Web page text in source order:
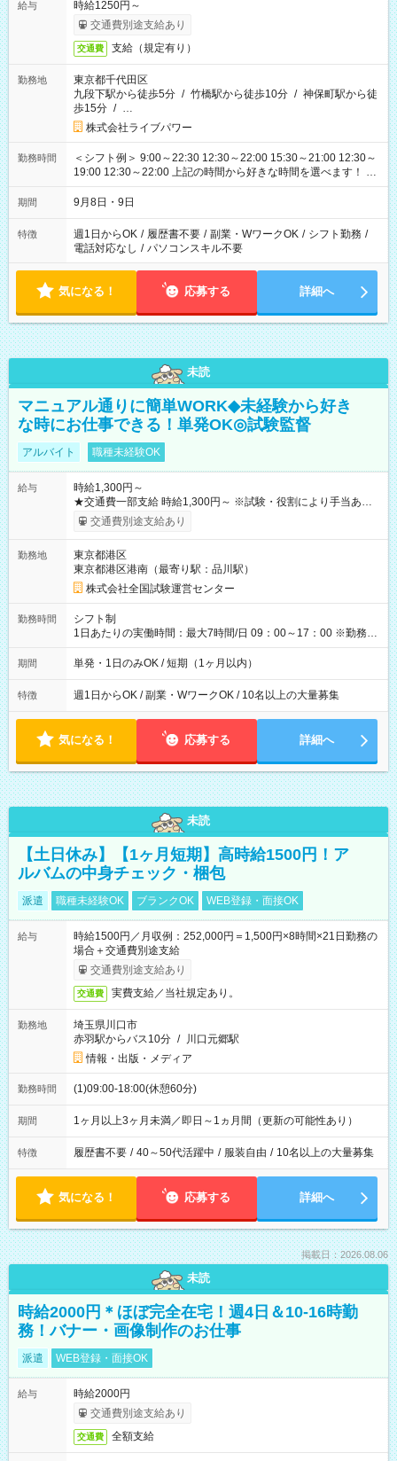
給与
時給1250円～
交通費別途支給あり
交通費 支給（規定有り）
勤務地
東京都千代田区
九段下駅から徒歩5分 / 竹橋駅から徒歩10分 / 神保町駅から徒
歩15分 / …
株式会社ライブパワー
勤務時間
＜シフト例＞ 9:00～22:30 12:30～22:00 15:30～21:00 12:30～
19:00 12:30～22:00 上記の時間から好きな時間を選べます！ ※
時間は変更となる可能性があります
期間 9月8日・9日
特徴 週1日からOK / 履歴書不要 / 副業・WワークOK / シフト勤務 /
電話対応なし / パソコンスキル不要
気になる！ 応募する 詳細へ
未読
マニュアル通りに簡単WORK◆未経験から好き
な時にお仕事できる！単発OK◎試験監督
アルバイト 職種未経験OK
給与
時給1,300円～
★交通費一部支給 時給1,300円～ ※試験・役割により手当あり
※勤務回数により昇給あり 【即給（前払い）オプションあ
り！】 希望される場合、勤務から1週間ほどで給与の一部を受け
例】 ・河合塾模擬試験 8:30～17:30（休憩1時間） 時給1,300円
×8時間＝日収10,400円＋交通費 ※当日の役割により時給＋100
円の場合あり ・国家試験 7:00～13:30（休憩なし） 時給1,300
円（役割手当＋100円）×6時間＝日収8,400円＋交通費 【試用期
間】試用期間なし
交通費別途支給あり
勤務地
東京都港区
東京都港区港南（最寄り駅：品川駅）
株式会社全国試験運営センター
勤務時間
シフト制
1日あたりの実働時間：最大7時間/日 09：00～17：00 ※勤務時
間は 試験により異なります。
期間 単発・1日のみOK / 短期（1ヶ月以内）
特徴 週1日からOK / 副業・WワークOK / 10名以上の大量募集
気になる！ 応募する 詳細へ
未読
【土日休み】【1ヶ月短期】高時給1500円！ア
ルバムの中身チェック・梱包
派遣 職種未経験OK ブランクOK WEB登録・面接OK
給与
時給1500円／月収例：252,000円＝1,500円×8時間×21日勤務の
場合＋交通費別途支給
交通費別途支給あり
交通費 実費支給／当社規定あり。
勤務地
埼玉県川口市
赤羽駅からバス10分 / 川口元郷駅
情報・出版・メディア
勤務時間 (1)09:00-18:00(休憩60分)
期間 1ヶ月以上3ヶ月未満／即日～1ヵ月間（更新の可能性あり）
特徴 履歴書不要 / 40～50代活躍中 / 服装自由 / 10名以上の大量募集
気になる！ 応募する 詳細へ
掲載日：2026.08.06
未読
時給2000円＊ほぼ完全在宅！週4日＆10-16時勤
務！バナー・画像制作のお仕事
派遣 WEB登録・面接OK
給与
時給2000円
交通費別途支給あり
交通費 全額支給